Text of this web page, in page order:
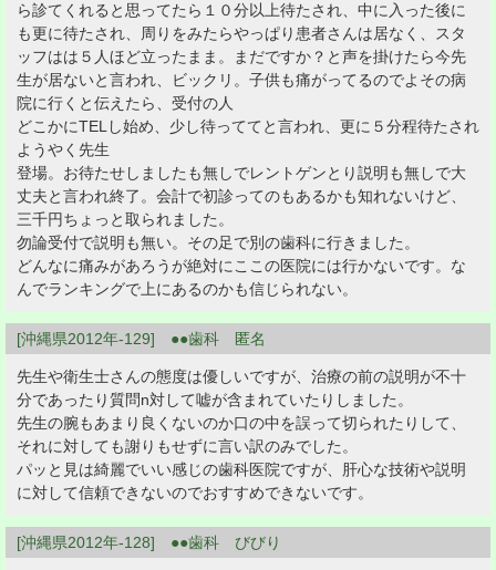
ら診てくれると思ってたら１０分以上待たされ、中に入った後に
も更に待たされ、周りをみたらやっぱり患者さんは居なく、スタ
ッフはは５人ほど立ったまま。まだですか？と声を掛けたら今先
生が居ないと言われ、ビックリ。子供も痛がってるのでよその病
院に行くと伝えたら、受付の人
どこかにTELし始め、少し待っててと言われ、更に５分程待たされ
ようやく先生
登場。お待たせしましたも無しでレントゲンとり説明も無しで大
丈夫と言われ終了。会計で初診ってのもあるかも知れないけど、
三千円ちょっと取られました。
勿論受付で説明も無い。その足で別の歯科に行きました。
どんなに痛みがあろうが絶対にここの医院には行かないです。な
んでランキングで上にあるのかも信じられない。
[沖縄県2012年-129] ●●歯科 匿名
先生や衛生士さんの態度は優しいですが、治療の前の説明が不十
分であったり質問n対して嘘が含まれていたりしました。
先生の腕もあまり良くないのか口の中を誤って切られたりして、
それに対しても謝りもせずに言い訳のみでした。
パッと見は綺麗でいい感じの歯科医院ですが、肝心な技術や説明
に対して信頼できないのでおすすめできないです。
[沖縄県2012年-128] ●●歯科 びびり